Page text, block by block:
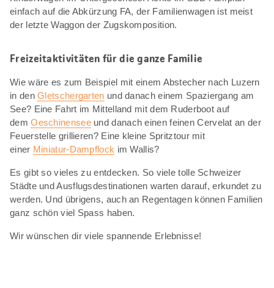
einfach auf die Abkürzung FA, der Familienwagen ist meist
der letzte Waggon der Zugskomposition.
Freizeitaktivitäten für die ganze Familie
Wie wäre es zum Beispiel mit einem Abstecher nach Luzern
in denGletschergarten und danach einem Spaziergang am
See? Eine Fahrt im Mittelland mit dem Ruderboot auf
demOeschinenseeund danach einen feinen Cervelat an der
Feuerstelle grillieren? Eine kleine Spritztour mit
einer Miniatur-Dampflock im Wallis?
Es gibt so vieles zu entdecken. So viele tolle Schweizer
Städte und Ausflugsdestinationen warten darauf, erkundet zu
werden. Und übrigens, auch an Regentagen können Familien
ganz schön viel Spass haben.
Wir wünschen dir viele spannende Erlebnisse!